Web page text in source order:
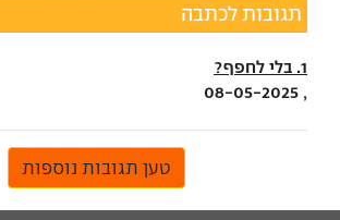
תגובות לכתבה
1. בלי לחפף?
, 08-05-2025
טען תגובות נוספות